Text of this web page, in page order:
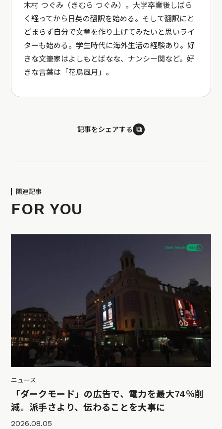
木村 つぐみ（きむら つぐみ）。大学卒業後しばら
く経ってから日英の翻訳を始める。そして翻訳にと
どまらず自分で文章を作り上げてみたいと思いライ
ターも始める。学生時代に海外生活の経験あり。好
きな文筆家はよしもとばなな、ナンシー関など。好
きな言葉は「花鳥風月」。
記事をシェアする ⧉
関連記事
FOR YOU
ニュース
「ダークモード」の広告で、電力を最大74％削
減。派手さより、伝わることを大事に
2026.08.05